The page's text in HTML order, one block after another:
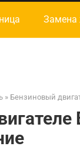
Замена
» Бензиновый